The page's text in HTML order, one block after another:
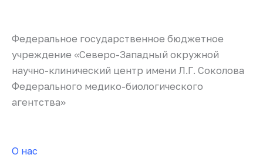
Федеральное государственное бюджетное
учреждение «Северо-Западный окружной
научно-клинический центр имени Л.Г. Соколова
Федерального медико-биологического
агентства»
О нас